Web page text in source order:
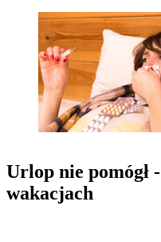
Urlop nie pomógł
wakacjach